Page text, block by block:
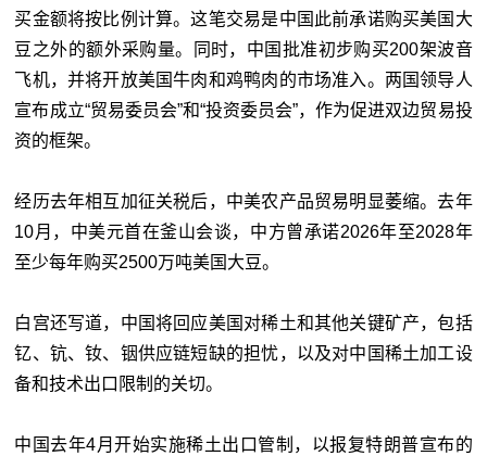
买金额将按比例计算。这笔交易是中国此前承诺购买美国大
豆之外的额外采购量。同时，中国批准初步购买200架波音
飞机，并将开放美国牛肉和鸡鸭肉的市场准入。两国领导人
宣布成立“贸易委员会”和“投资委员会”，作为促进双边贸易投
资的框架。
经历去年相互加征关税后，中美农产品贸易明显萎缩。去年
10月，中美元首在釜山会谈，中方曾承诺2026年至2028年
至少每年购买2500万吨美国大豆。
白宫还写道，中国将回应美国对稀土和其他关键矿产，包括
钇、钪、钕、铟供应链短缺的担忧，以及对中国稀土加工设
备和技术出口限制的关切。
中国去年4月开始实施稀土出口管制，以报复特朗普宣布的